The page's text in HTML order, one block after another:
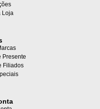
Loja
Presente
Filiados